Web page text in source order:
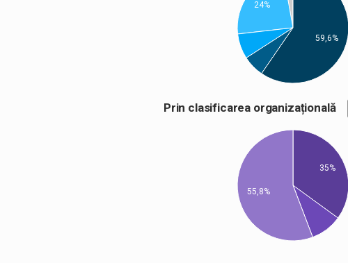
24%
59,6%
Prin clasificarea organizațională
35%
55,8%